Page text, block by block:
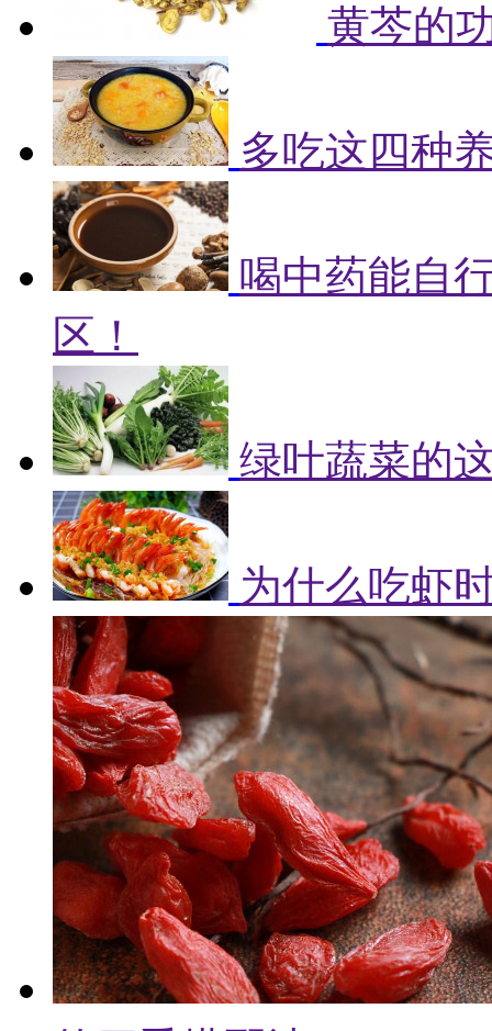
黄芩的
多吃这四种
喝中药能自
区！
绿叶蔬菜的
为什么吃虾